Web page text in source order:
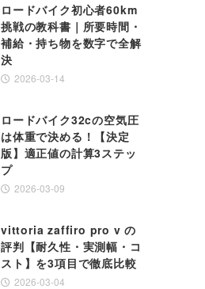
ロードバイク初心者60km
挑戦の教科書｜所要時間・
補給・持ち物を数字で全解
決
2026-03-14
ロードバイク32cの空気圧
は体重で決める！【決定
版】適正値の計算3ステッ
プ
2026-03-09
vittoria zaffiro pro v の
評判【耐久性・実測幅・コ
スト】を3項目で徹底比較
2026-03-04